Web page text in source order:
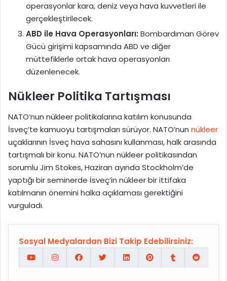
operasyonlar kara, deniz veya hava kuvvetleri ile
gerçekleştirilecek.
ABD ile Hava Operasyonları: Bombardıman Görev
Gücü girişimi kapsamında ABD ve diğer
müttefiklerle ortak hava operasyonları
düzenlenecek.
Nükleer Politika Tartışması
NATO’nun nükleer politikalarına katılım konusunda
İsveç’te kamuoyu tartışmaları sürüyor. NATO’nun nükleer
uçaklarının İsveç hava sahasını kullanması, halk arasında
tartışmalı bir konu. NATO’nun nükleer politikasından
sorumlu Jim Stokes, Haziran ayında Stockholm’de
yaptığı bir seminerde İsveç’in nükleer bir ittifaka
katılmanın önemini halka açıklaması gerektiğini
vurguladı.
Sosyal Medyalardan Bizi Takip Edebilirsiniz: